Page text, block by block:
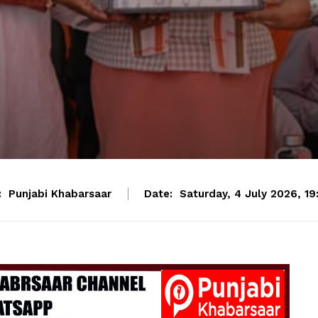
Punjabi Khabarsaar Date: Saturday, 4 July 2026,